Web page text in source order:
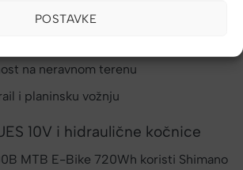
POSTAVKE
na neravnom terenu
i planinsku vožnju
10V i hidraulične kočnice
MTB E-Bike 720Wh koristi Shimano